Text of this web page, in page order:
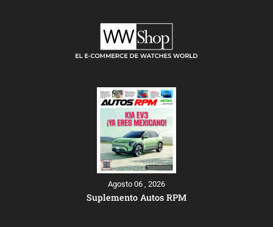
Agosto 06 , 2026
Suplemento Autos RPM